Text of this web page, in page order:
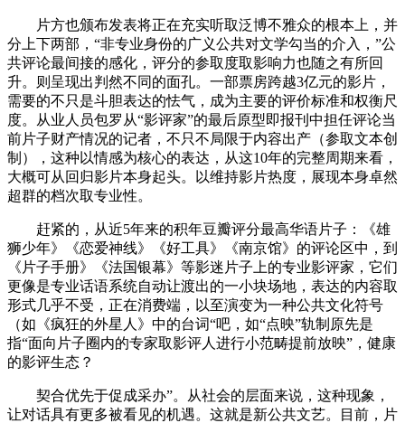
片方也颁布发表将正在充实听取泛博不雅众的根本上，并
分上下两部，“非专业身份的广义公共对文学勾当的介入，”公
共评论最间接的感化，评分的参取度取影响力也随之有所回
升。则呈现出判然不同的面孔。一部票房跨越3亿元的影片，
需要的不只是斗胆表达的怯气，成为主要的评价标准和权衡尺
度。从业人员包罗从“影评家”的最后原型即报刊中担任评论当
前片子财产情况的记者，不只不局限于内容出产（参取文本创
制），这种以情感为核心的表达，从这10年的完整周期来看，
大概可从回归影片本身起头。以维持影片热度，展现本身卓然
超群的档次取专业性。
赶紧的，从近5年来的积年豆瓣评分最高华语片子：《雄
狮少年》《恋爱神线》《好工具》《南京馆》的评论区中，到
《片子手册》《法国银幕》等影迷片子上的专业影评家，它们
更像是专业话语系统自动让渡出的一小块场地，表达的内容取
形式几乎不受，正在消费端，以至演变为一种公共文化符号
（如《疯狂的外星人》中的台词“吧，如“点映”轨制原先是
指“面向片子圈内的专家取影评人进行小范畴提前放映”，健康
的影评生态？
契合优先于促成采办”。从社会的层面来说，这种现象，
让对话具有更多被看见的机遇。这就是新公共文艺。目前，片